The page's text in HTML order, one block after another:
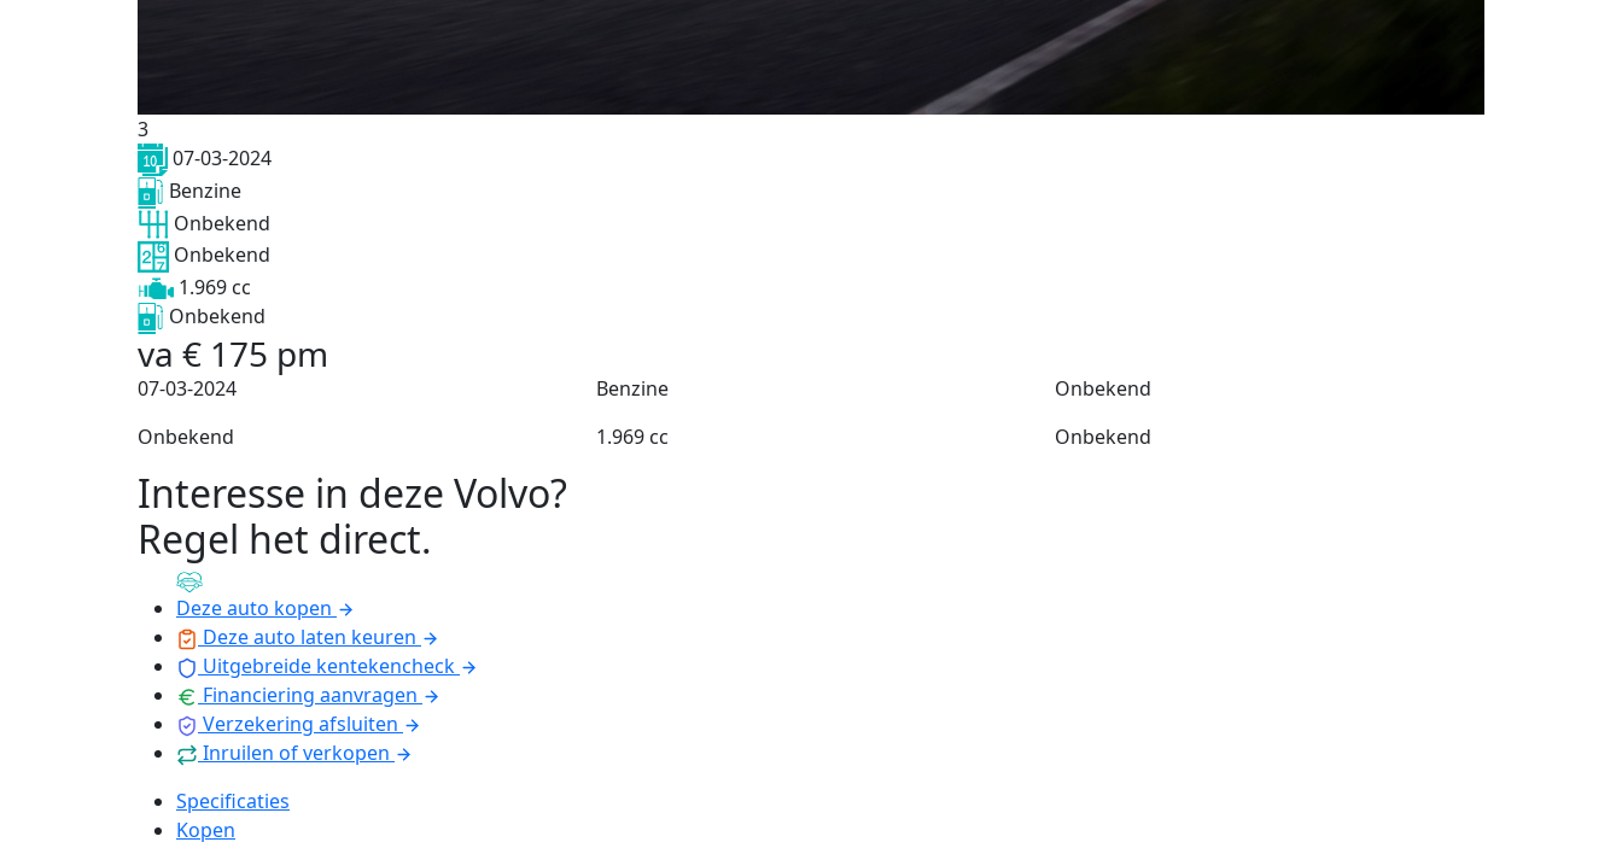
3
07-03-2024
Benzine
Onbekend
Onbekend
1.969 cc
Onbekend
va € 175 pm
07-03-2024 Benzine
Onbekend
Onbekend
1.969 cc Onbekend
Interesse in deze Volvo?
Regel het direct.
Deze auto kopen
Deze auto laten keuren
Uitgebreide kentekencheck
Financiering aanvragen
Verzekering afsluiten
Inruilen of verkopen
Specificaties
Kopen